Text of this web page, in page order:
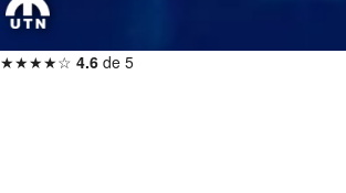
★★★★☆ 4.6 de 5